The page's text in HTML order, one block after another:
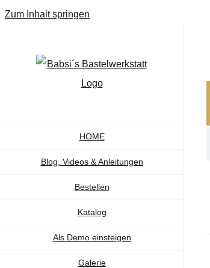
Zum Inhalt springen
HOME
Blog, Videos & Anleitungen
Bestellen
Katalog
Als Demo einsteigen
Galerie